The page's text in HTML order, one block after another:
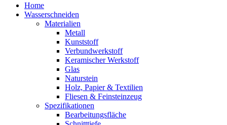
Home
Wasserschneiden
Materialien
Metall
Kunststoff
Verbundwerkstoff
Keramischer Werkstoff
Glas
Naturstein
Holz, Papier & Textilien
Fliesen & Feinsteinzeug
Spezifikationen
Bearbeitungsfläche